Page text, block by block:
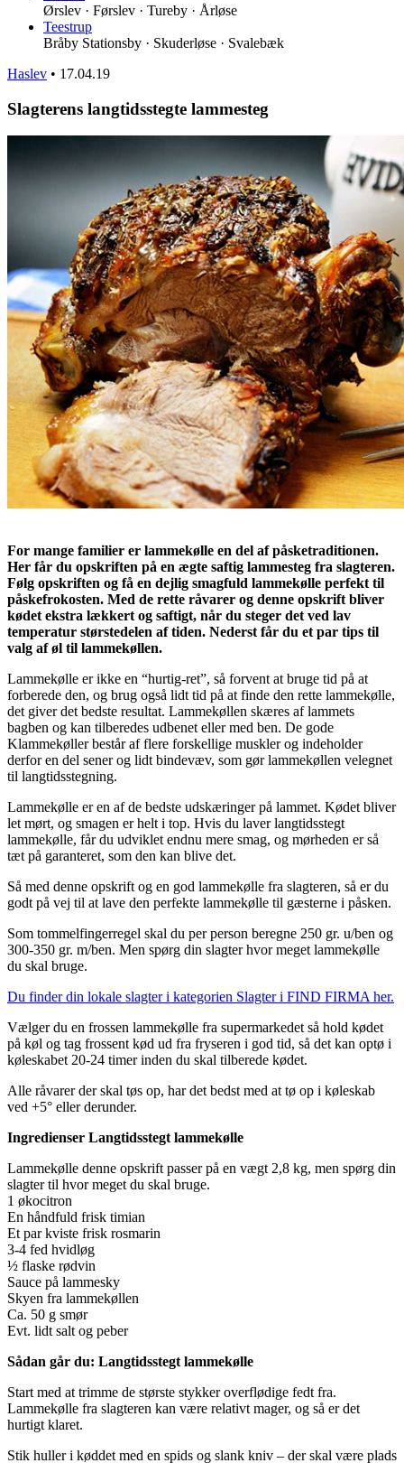
Ørslev · Førslev · Tureby · Årløse
Teestrup
Bråby Stationsby · Skuderløse · Svalebæk
Haslev • 17.04.19
Slagterens langtidsstegte lammesteg
For mange familier er lammekølle en del af påsketraditionen.
Her får du opskriften på en ægte saftig lammesteg fra slagteren.
Følg opskriften og få en dejlig smagfuld lammekølle perfekt til
påskefrokosten. Med de rette råvarer og denne opskrift bliver
kødet ekstra lækkert og saftigt, når du steger det ved lav
temperatur størstedelen af tiden. Nederst får du et par tips til
valg af øl til lammekøllen.
Lammekølle er ikke en “hurtig-ret”, så forvent at bruge tid på at
forberede den, og brug også lidt tid på at finde den rette lammekølle,
det giver det bedste resultat. Lammekøllen skæres af lammets
bagben og kan tilberedes udbenet eller med ben. De gode
Klammekøller består af flere forskellige muskler og indeholder
derfor en del sener og lidt bindevæv, som gør lammekøllen velegnet
til langtidsstegning.
Lammekølle er en af de bedste udskæringer på lammet. Kødet bliver
let mørt, og smagen er helt i top. Hvis du laver langtidsstegt
lammekølle, får du udviklet endnu mere smag, og mørheden er så
tæt på garanteret, som den kan blive det.
Så med denne opskrift og en god lammekølle fra slagteren, så er du
godt på vej til at lave den perfekte lammekølle til gæsterne i påsken.
Som tommelfingerregel skal du per person beregne 250 gr. u/ben og
300-350 gr. m/ben. Men spørg din slagter hvor meget lammekølle
du skal bruge.
Du finder din lokale slagter i kategorien Slagter i FIND FIRMA her.
Vælger du en frossen lammekølle fra supermarkedet så hold kødet
på køl og tag frossent kød ud fra fryseren i god tid, så det kan optø i
køleskabet 20-24 timer inden du skal tilberede kødet.
Alle råvarer der skal tøs op, har det bedst med at tø op i køleskab
ved +5° eller derunder.
Ingredienser Langtidsstegt lammekølle
Lammekølle denne opskrift passer på en vægt 2,8 kg, men spørg din
slagter til hvor meget du skal bruge.
1 økocitron
En håndfuld frisk timian
Et par kviste frisk rosmarin
3-4 fed hvidløg
½ flaske rødvin
Sauce på lammesky
Skyen fra lammekøllen
Ca. 50 g smør
Evt. lidt salt og peber
Sådan går du: Langtidsstegt lammekølle
Start med at trimme de største stykker overflødige fedt fra.
Lammekølle fra slagteren kan være relativt mager, og så er det
hurtigt klaret.
Stik huller i køddet med en spids og slank kniv – der skal være plads